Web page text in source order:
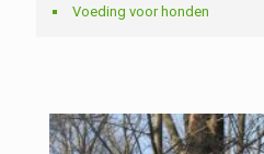
Voeding voor honden